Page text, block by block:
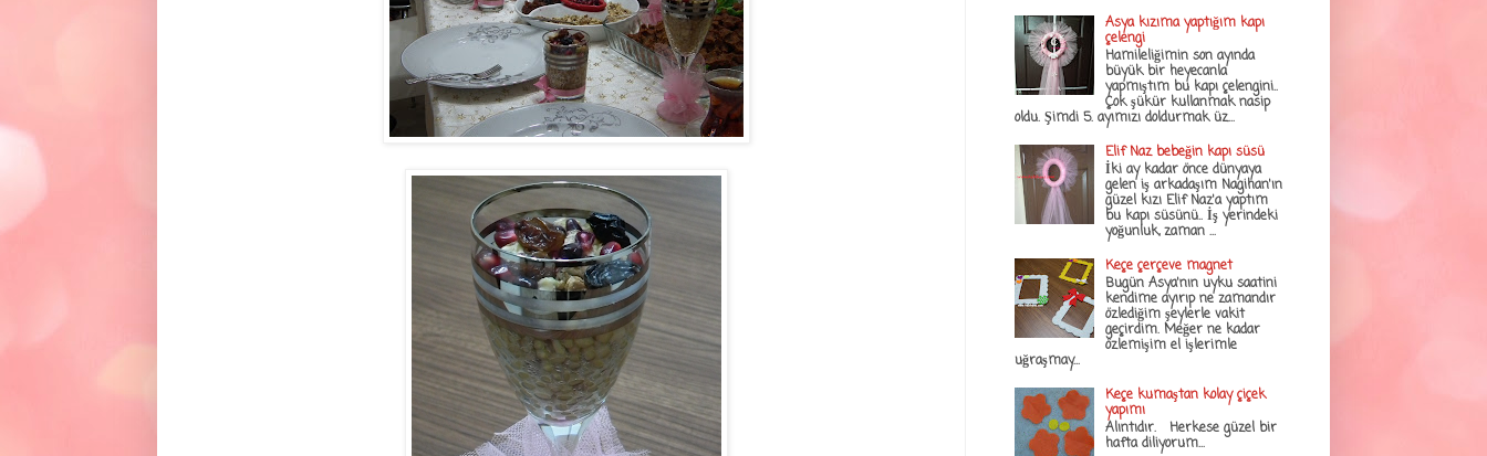
Asya kızıma yaptığım kapı
çelengi
Hamileliğimin son ayında
büyük bir heyecanla
yapmıştım bu kapı çelengini..
Çok şükür kullanmak nasip
oldu. Şimdi 5. ayımızı doldurmak üz...
Elif Naz bebeğin kapı süsü
İki ay kadar önce dünyaya
gelen iş arkadaşım Nagihan'ın
güzel kızı Elif Naz'a yaptım
bu kapı süsünü.. İş yerindeki
yoğunluk, zaman ...
Keçe çerçeve magnet
Bugün Asya'nın uyku saatini
kendime ayırıp ne zamandır
özlediğim şeylerle vakit
geçirdim. Meğer ne kadar
özlemişim el işlerimle
uğraşmay...
Keçe kumaştan kolay çiçek
yapımı
Alıntıdır. Herkese güzel bir
hafta diliyorum...